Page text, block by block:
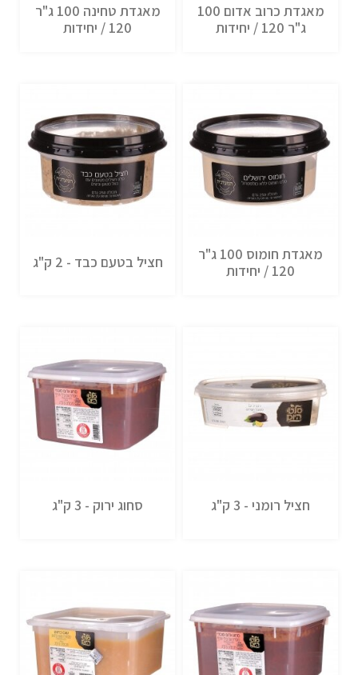
מאגדת כרוב אדום 100
ג"ר 120 / יחידות
מאגדת טחינה 100 ג"ר
120 / יחידות
מאגדת חומוס 100 ג"ר
120 / יחידות
חציל בטעם כבד - 2 ק"ג
חציל רומני - 3 ק"ג סחוג ירוק - 3 ק"ג